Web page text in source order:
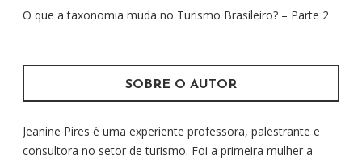
p
:
O que a taxonomia muda no Turismo Brasileiro? – Parte 2
SOBRE O AUTOR
Jeanine Pires é uma experiente professora, palestrante e
consultora no setor de turismo. Foi a primeira mulher a